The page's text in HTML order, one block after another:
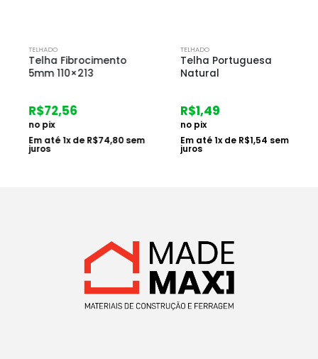
TELHADO
Telha Fibrocimento
5mm 110×213
R$72,56
no pix
Em até1x deR$74,80sem
juros
TELHADO
Telha Portuguesa
Natural
R$1,49
no pix
Em até1x deR$1,54sem
juros